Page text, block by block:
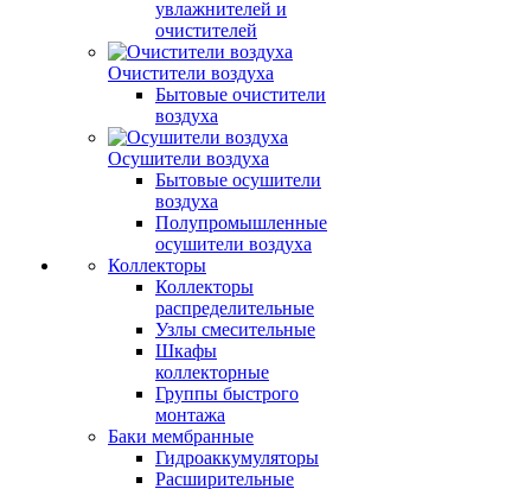
увлажнителей и
очистителей
Очистители воздуха
Бытовые очистители
воздуха
Осушители воздуха
Бытовые осушители
воздуха
Полупромышленные
осушители воздуха
Коллекторы
Коллекторы
распределительные
Узлы смесительные
Шкафы
коллекторные
Группы быстрого
монтажа
Баки мембранные
Гидроаккумуляторы
Расширительные